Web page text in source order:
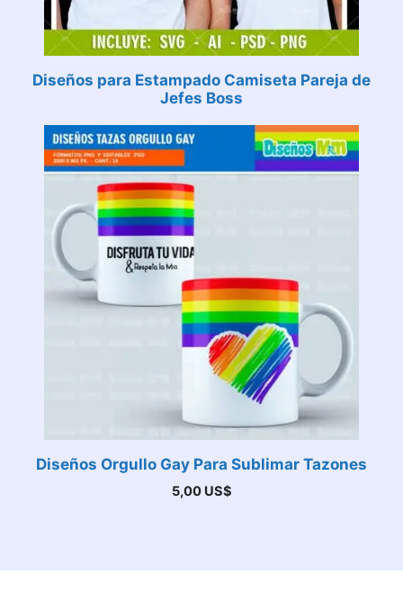
Diseños para Estampado Camiseta Pareja de
Jefes Boss
Diseños Orgullo Gay Para Sublimar Tazones
5,00 US$